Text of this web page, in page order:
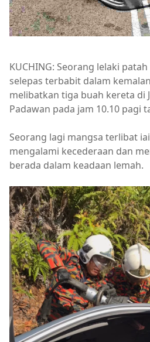
KUCHING: Seorang lelaki
selepas terbabit dalam
melibatkan tiga buah kereta di
Padawan pada jam 10.10 pagi
Seorang lagi mangsa terlibat
mengalami kecederaan dan
berada dalam keadaan lemah.